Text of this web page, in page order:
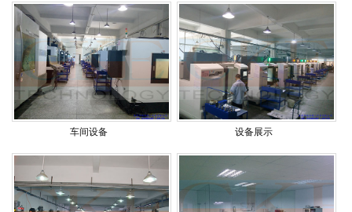
车间设备 设备展示